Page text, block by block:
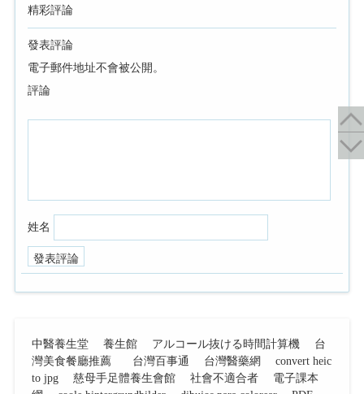
精彩評論
發表評論
電子郵件地址不會被公開。
評論
姓名
中醫養生堂 養生館 アルコール抜ける時間計算機
台
灣美食餐廳推薦
台灣百事通 台灣醫藥網
convert heic
to jpg
慈母手足體養生會館 社會不適合者
電子課本